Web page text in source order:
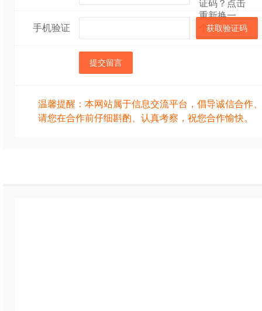
手机验证 获取验证码
提交留言
温馨提醒：本网站属于信息交流平台，倡导诚信合作
请您在合作前仔细斟酌、认真考察，祝您合作愉快。